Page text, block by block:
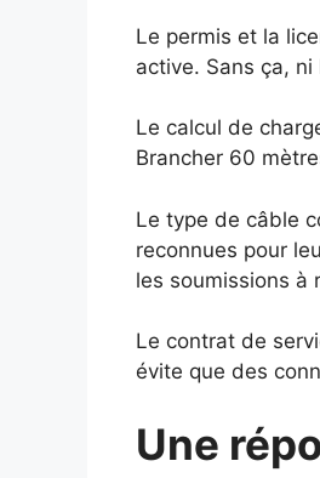
Le permis et la
active. Sans ça, ni
Le calcul de
Brancher 60
Le type de câble
reconnues pour
les soumissions à
Le contrat de
évite que des
Une